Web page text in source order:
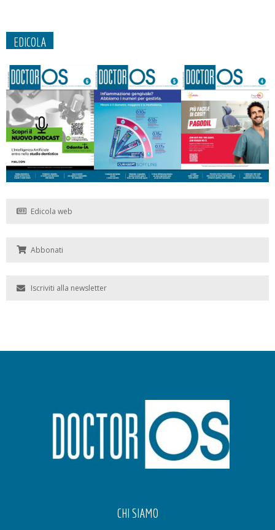
EDICOLA
Edicola web
Abbonati
Iscriviti alla newsletter
CHI SIAMO